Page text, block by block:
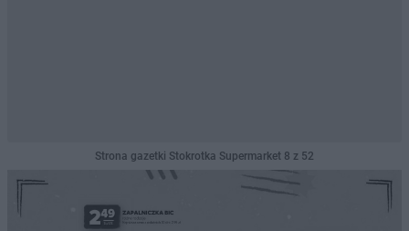
Strona gazetki Stokrotka Supermarket 8 z 52